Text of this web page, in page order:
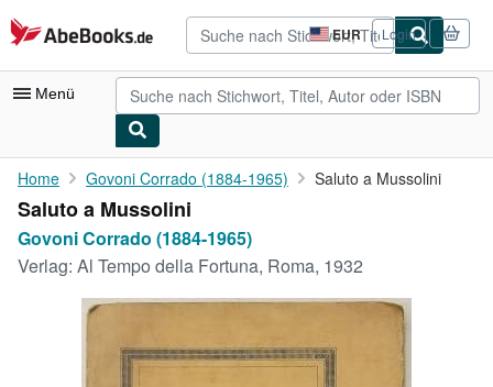
Zum Hauptinhalt
AbeBooks.de EUR
Seite
der
Einkaufseinstellungen.
Login
Menü
Nutzerkonto
Meine Bestellungen
Kunst & Sammlerstücke
Home Govoni Corrado (1884-1965) Saluto a Mussolini
Saluto a Mussolini
Govoni Corrado (1884-1965)
Verlag: Al Tempo della Fortuna, Roma, 1932